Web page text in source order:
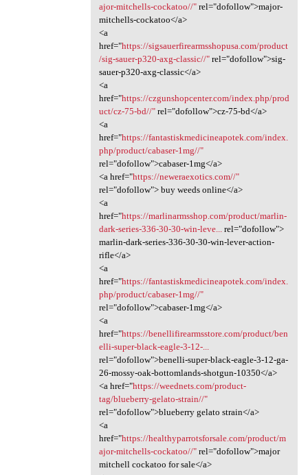
ajor-mitchells-cockatoo//"rel="dofollow">major-
mitchells-cockatoo</a>
<a
href="https://sigsauerfirearmsshopusa.com/product
/sig-sauer-p320-axg-classic//"rel="dofollow">sig-
sauer-p320-axg-classic</a>
<a
href="https://czgunshopcenter.com/index.php/prod
uct/cz-75-bd//"rel="dofollow">cz-75-bd</a>
<a
href="https://fantastiskmedicineapotek.com/index.
php/product/cabaser-1mg//"
rel="dofollow">cabaser-1mg</a>
<a href="https://neweraexotics.com//"
rel="dofollow"> buy weeds online</a>
<a
href="https://marlinarmsshop.com/product/marlin-
dark-series-336-30-30-win-leve...
rel="dofollow">
marlin-dark-series-336-30-30-win-lever-action-
rifle</a>
<a
href="https://fantastiskmedicineapotek.com/index.
php/product/cabaser-1mg//"
rel="dofollow">cabaser-1mg</a>
<a
href="https://benellifirearmsstore.com/product/ben
elli-super-black-eagle-3-12-...
rel="dofollow">benelli-super-black-eagle-3-12-ga-
26-mossy-oak-bottomlands-shotgun-10350</a>
<a href="https://weednets.com/product-
tag/blueberry-gelato-strain//"
rel="dofollow">blueberry gelato strain</a>
<a
href="https://healthyparrotsforsale.com/product/m
ajor-mitchells-cockatoo//"rel="dofollow">major
mitchell cockatoo for sale</a>